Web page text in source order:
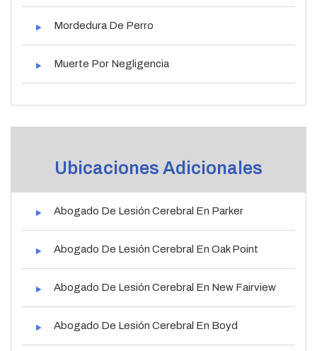
Mordedura De Perro
Muerte Por Negligencia
Ubicaciones Adicionales
Abogado De Lesión Cerebral En Parker
Abogado De Lesión Cerebral En Oak Point
Abogado De Lesión Cerebral En New Fairview
Abogado De Lesión Cerebral En Boyd